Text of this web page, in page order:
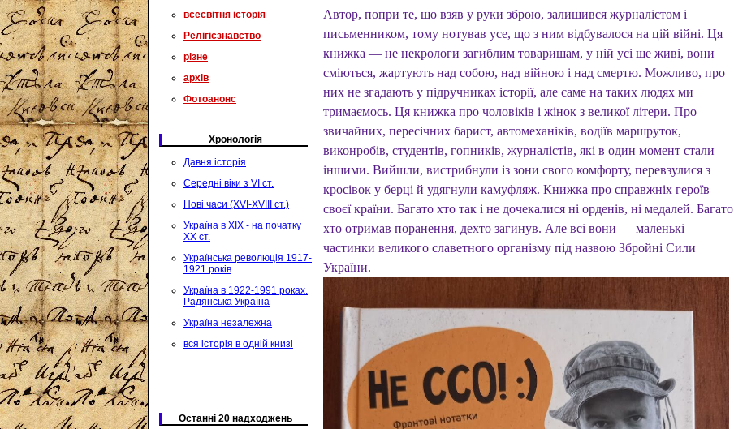
всесвітня історія
Релігієзнавство
різне
архів
Фотоанонс
Хронологія
Давня історія
Середні віки з VI ст.
Нові часи (XVI-XVIII ст.)
Україна в XIX - на початку
XX ст.
Українська революція 1917-
1921 років
Україна в 1922-1991 роках.
Радянська Україна
Україна незалежна
вся історія в одній книзі
Останні 20 надходжень
Автор, попри те, що взяв у руки зброю, залишився журналістом і
письменником, тому нотував усе, що з ним відбувалося на цій війні. Ця
книжка — не некрологи загиблим товаришам, у ній усі ще живі, вони
сміються, жартують над собою, над війною і над смертю. Можливо, про
них не згадають у підручниках історії, але саме на таких людях ми
тримаємось. Ця книжка про чоловіків і жінок з великої літери. Про
звичайних, пересічних барист, автомеханіків, водіїв маршруток,
виконробів, студентів, гопників, журналістів, які в один момент стали
іншими. Вийшли, вистрибнули із зони свого комфорту, перевзулися з
кросівок у берці й удягнули камуфляж. Книжка про справжніх героїв
своєї країни. Багато хто так і не дочекалися ні орденів, ні медалей. Багато
хто отримав поранення, дехто загинув. Але всі вони — маленькі
частинки великого славетного організму під назвою Збройні Сили
України.